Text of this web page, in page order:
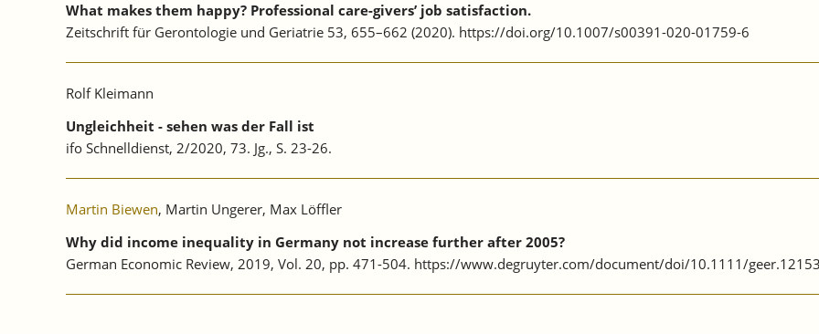
What makes them happy? Professional care-givers’ job satisfaction.
Zeitschrift für Gerontologie und Geriatrie 53, 655–662 (2020). https://doi.org/10.1007/s00391-020-01759-6
Rolf Kleimann
Ungleichheit - sehen was der Fall ist
ifo Schnelldienst, 2/2020, 73. Jg., S. 23-26.
Martin Biewen, Martin Ungerer, Max Löffler
Why did income inequality in Germany not increase further after 2005?
German Economic Review, 2019, Vol. 20, pp. 471-504. https://www.degruyter.com/document/doi/10.1111/